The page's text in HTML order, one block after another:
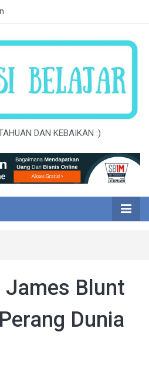
DAN KEBAIKAN :)
James Blunt
Dunia